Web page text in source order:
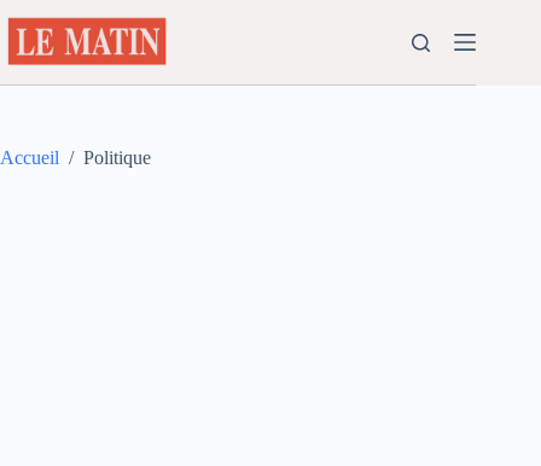
au
contenu
Accueil / Politique